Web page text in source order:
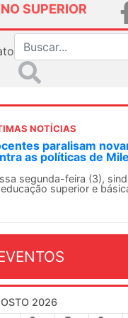
SUPERIOR
NOTÍCIAS
SN convoca
de agosto
SN conclama
2026